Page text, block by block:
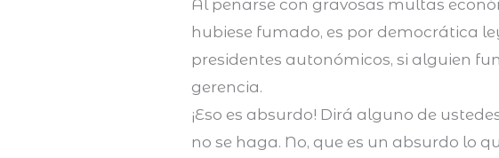
Al penarse con gravosas multas
hubiese fumado, es por democrática
presidentes autonómicos, si alguien
gerencia.
¡Eso es absurdo! Dirá alguno de
no se haga. No, que es un absurdo lo